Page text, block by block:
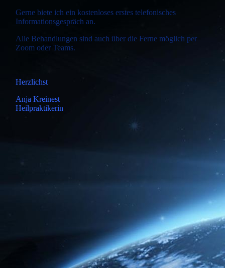
Gerne biete ich ein kostenloses erstes telefonisches
Informationsgespräch an.
Alle Behandlungen sind auch über die Ferne möglich per
Zoom oder Teams.
Herzlichst
Anja Kreinest
Heilpraktikerin